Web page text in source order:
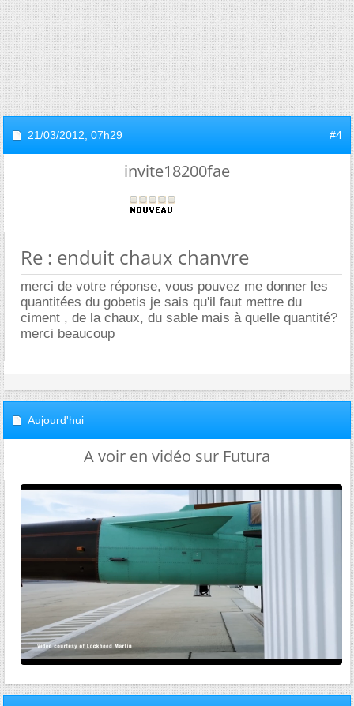
21/03/2012, 07h29 #4
invite18200fae
Re : enduit chaux chanvre
merci de votre réponse, vous pouvez me donner les
quantitées du gobetis je sais qu'il faut mettre du
ciment , de la chaux, du sable mais à quelle quantité?
merci beaucoup
Aujourd'hui
A voir en vidéo sur Futura